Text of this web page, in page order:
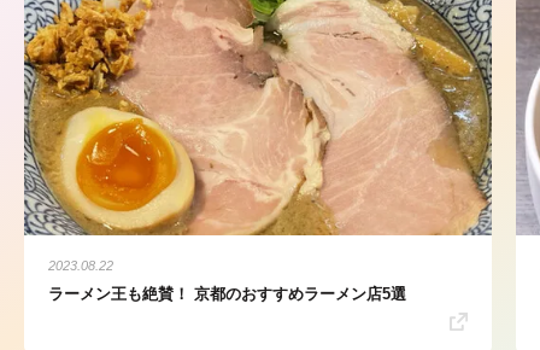
2023.08.22
ラーメン王も絶賛！ 京都のおすすめラーメン店5選